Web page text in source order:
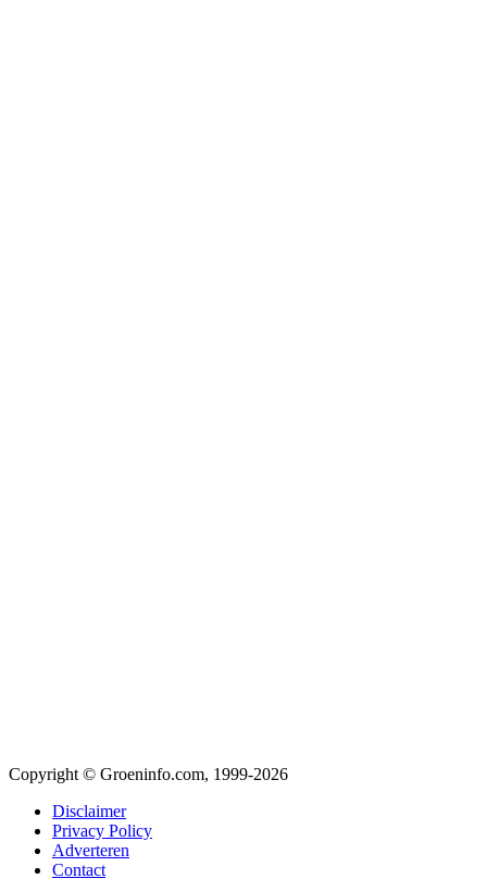
Copyright © Groeninfo.com, 1999-2026
Disclaimer
Privacy Policy
Adverteren
Contact